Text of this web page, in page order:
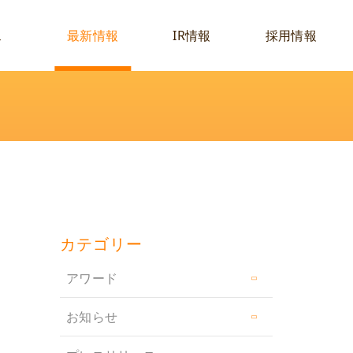
最新情報 IR情報 採用情報
カテゴリー
アワード
お知らせ